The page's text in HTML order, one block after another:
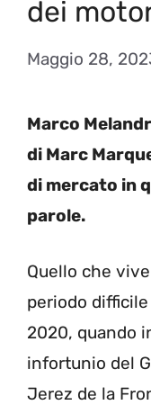
dei
Maggio 28,
Marco
di Marc
di mercato in
parole.
Quello che vive
periodo
2020, quando
infortunio del
Jerez de la